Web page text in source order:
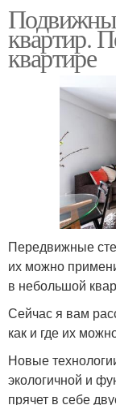
квартир.
квартире
Передвижные
их можно
в небольшой
Сейчас я вам
как и где их
Новые
экологичной и
прячет в себе